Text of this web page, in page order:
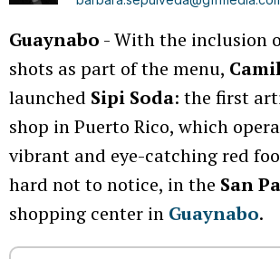
Guaynabo - With the inclusion
shots as part of the menu,
launched Sipi Soda: the first
shop in Puerto Rico, which
vibrant and eye-catching red
hard not to notice, in the San
shopping center in Guaynabo.